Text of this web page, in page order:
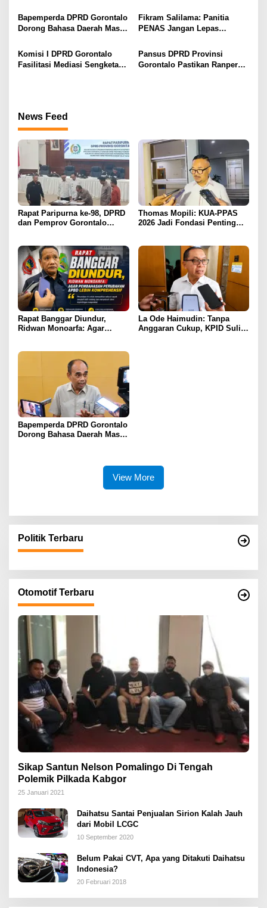
s
APBD Lebih Komprehensif
Bapemperda DPRD Gorontalo
Dorong Bahasa Daerah Masuk
Fikram Salilama: Panitia
PENAS Jangan Lepas
Pansus
Komisi I DPRD Gorontalo
Fasilitasi Mediasi Sengketa
Pansus DPRD Provinsi
Gorontalo Pastikan Ranperda
News Feed
Rapat Paripurna ke-98, DPRD
dan Pemprov Gorontalo
Thomas Mopili: KUA-PPAS
2026 Jadi Fondasi Penting
Rapat Banggar Diundur,
Ridwan Monoarfa: Agar
La Ode Haimudin: Tanpa
Anggaran Cukup, KPID Sulit
Bapemperda DPRD Gorontalo
Dorong Bahasa Daerah Masuk
View More
Politik Terbaru
Otomotif Terbaru
Sikap Santun Nelson Pomalingo Di Tengah
Polemik Pilkada Kabgor
25 Januari 2021
Daihatsu Santai Penjualan Sirion Kalah Jauh
dari Mobil LCGC
10 September 2020
Belum Pakai CVT, Apa yang Ditakuti Daihatsu
Indonesia?
20 Februari 2018